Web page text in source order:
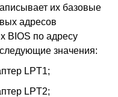
их базовые
адресов
BIOS по адресу
значения:
LPT1;
LPT2;